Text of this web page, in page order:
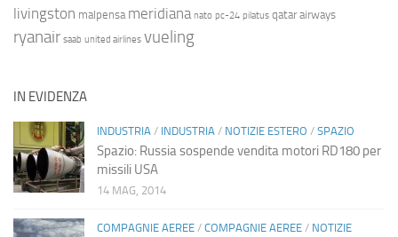
livingston malpensa meridiana nato pc-24 pilatus qatar airways
ryanair saab united airlines vueling
IN EVIDENZA
INDUSTRIA / INDUSTRIA / NOTIZIE ESTERO / SPAZIO
Spazio: Russia sospende vendita motori RD180 per
missili USA
14 MAG, 2014
COMPAGNIE AEREE / COMPAGNIE AEREE / NOTIZIE